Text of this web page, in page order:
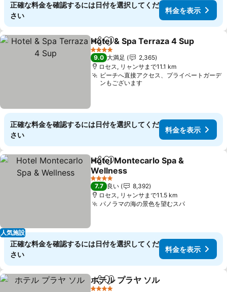
正確な料金を確認するには日付を選択してくだ
さい
料金を表示
シェアお気に入りに追加
Hotel & Spa Terraza 4 Sup
4 ホテルのランク
9.0 大満足
2,365
ロセス, リャンサまで11.1 km
ビーチへ直接アクセス、プライベートガーデ
ンもございます
正確な料金を確認するには日付を選択してくだ
さい
料金を表示
人気施設
シェアお気に入りに追加
Hotel Montecarlo Spa &
Wellness
4 ホテルのランク
7.7 良い
8,392
ロセス, リャンサまで11.5 km
パノラマの海の景色を望むスパ
正確な料金を確認するには日付を選択してくだ
さい
料金を表示
シェアお気に入りに追加
ホテル プラヤ ソル